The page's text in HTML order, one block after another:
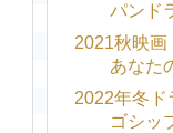
パンド
2021秋映画
あなた
2022年冬ド
ゴシッ